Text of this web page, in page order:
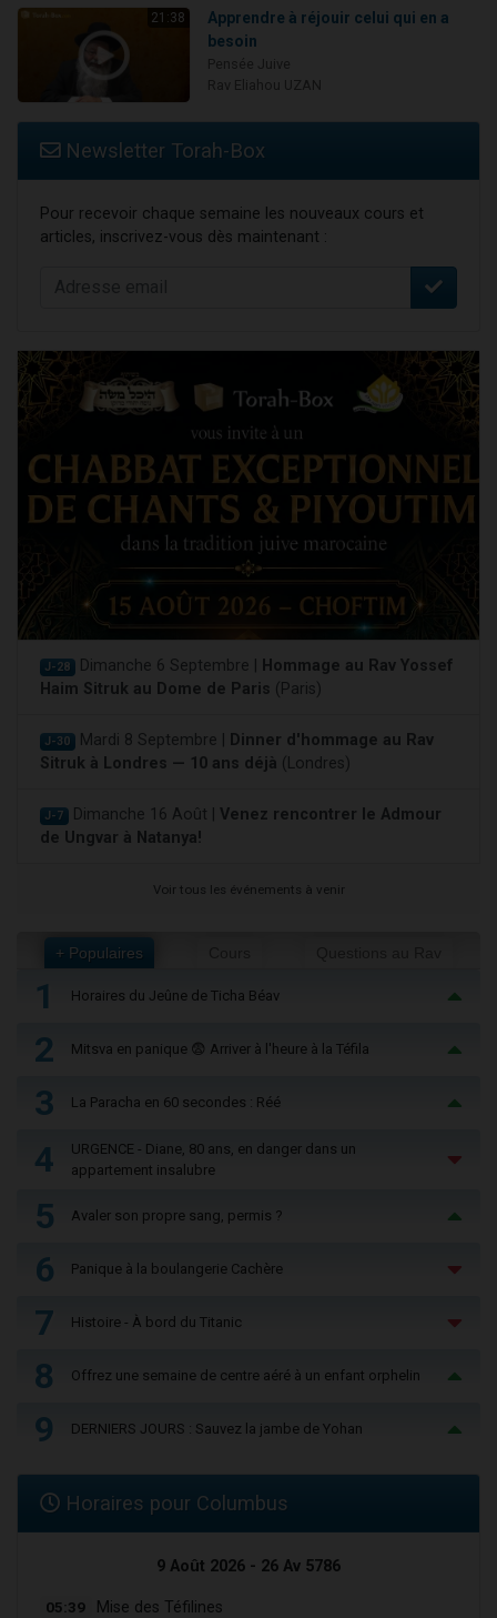
21:38
Apprendre à réjouir celui qui en a
besoin
Newsletter Torah-Box
Pour recevoir chaque semaine les nouveaux cours et
articles, inscrivez-vous dès maintenant :
J-28 Dimanche 6 Septembre |
Hommage au Rav Yossef
Haim Sitruk au Dome de Paris (Paris)
J-30 Mardi 8 Septembre |
Dinner d'hommage au Rav
Sitruk à Londres — 10 ans déjà (Londres)
J-7 Dimanche 16 Août | Venez rencontrer le Admour
de Ungvar à Natanya!
Voir tous les événements à venir
+ Populaires
1 Horaires du Jeûne de Ticha Béav
2 Mitsva en panique 😨 Arriver à l'heure à la Téfila
3 La Paracha en 60 secondes : Réé
4
URGENCE - Diane, 80 ans, en danger dans un
appartement insalubre
5 Avaler son propre sang, permis ?
6 Panique à la boulangerie Cachère
7 Histoire - À bord du Titanic
8 Offrez une semaine de centre aéré à un enfant orphelin
9 DERNIERS JOURS : Sauvez la jambe de Yohan
Horaires pour Columbus
9 Août 2026 - 26 Av 5786
05:39 Mise des Téfilines